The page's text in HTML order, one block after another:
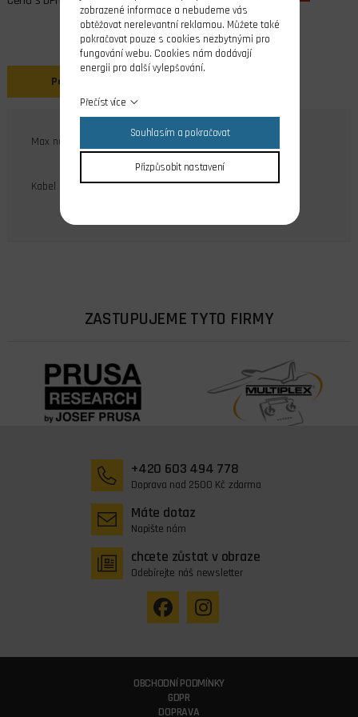
Popis
Max napětí 5A
Kabel max 0,5mm2
ZASTUPUJEME TYTO FIRMY
+420 603 494 778
Doprava nad 2500 Kč zdarma
Máte dotaz
Napište nám
chcete zůstat v obraze
Odebírejte náš newsletter
OBCHODNÍ PODMÍNKY
GDPR
DOPRAVA
zobrazené informace a nebudeme vás
obtěžovat nerelevantní reklamou. Můžete také
pokračovat pouze s cookies nezbytnými pro
fungování webu. Cookies nám dodávají
energii pro další vylepšování.
Přečíst více
Souhlasím a pokračovat
Přizpůsobit nastavení